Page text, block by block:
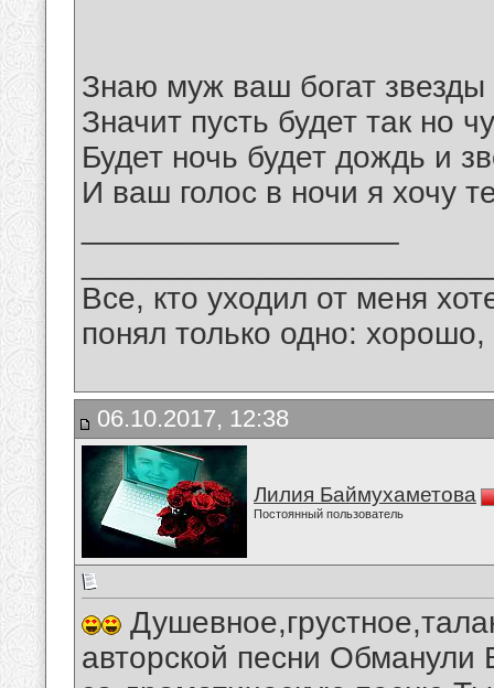
Знаю муж ваш богат звезды
Значит пусть будет так но
Будет ночь будет дождь и
И ваш голос в ночи я хочу
Все, кто уходил от меня
понял только одно:
06.10.2017, 12:38
Лилия Баймухаметова
Постоянный пользователь
авторской песни